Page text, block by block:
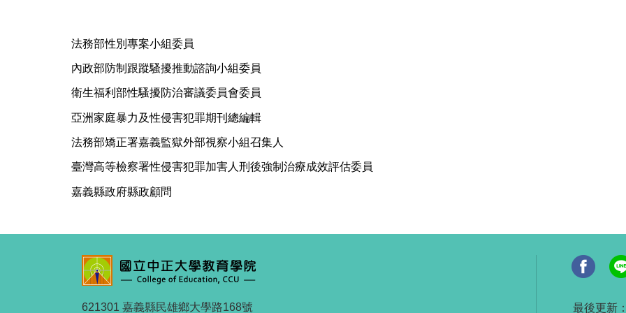
法務部性別專案小組委員
內政部防制跟蹤騷擾推動諮詢小組委員
衛生福利部性騷擾防治審議委員會委員
亞洲家庭暴力及性侵害犯罪期刊總編輯
法務部矯正署嘉義監獄外部視察小組召集人
臺灣高等檢察署性侵害犯罪加害人刑後強制治療成效評估委員
嘉義縣政府縣政顧問
621301 嘉義縣民雄鄉大學路168號 最後更新：